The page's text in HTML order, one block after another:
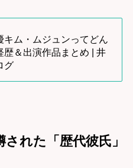
キム・ムジュンってどん
歴＆出演作品まとめ | 井
グ
れた「歴代彼氏」